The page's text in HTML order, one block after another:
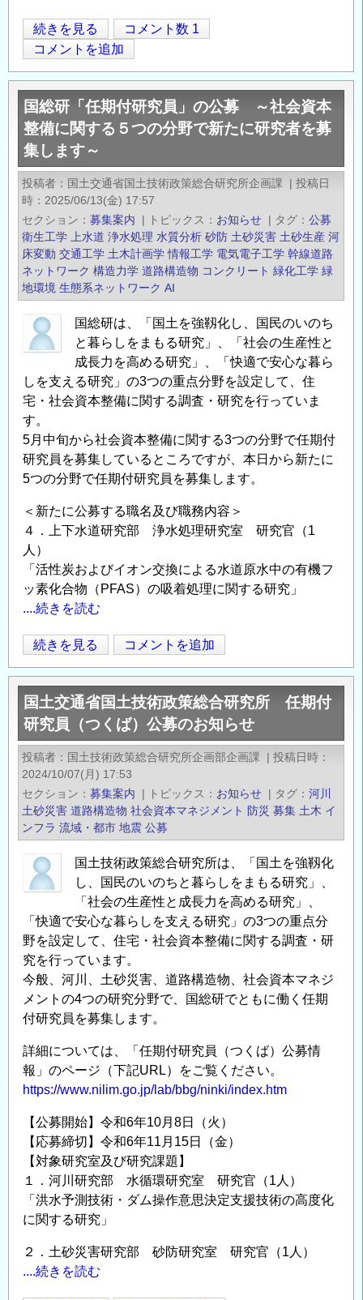
の
落
石
防
護
柵
の
施
工
の
続きを見る
コメント数 1
コメントを追加
国総研「任期付研究員」の公募 ～社会資本
整備に関する５つの分野で新たに研究者を募
集します～
投稿者 国土交通省国土技術政策総合研究所企画課 | 投稿日
時
2025/06/13(金) 17:57
セクション
募集案内 | トピックス お知らせ | タグ
公募
衛生工学
上水道 浄水処理 水質分析 砂防 土砂災害 土砂生産 河
床変動 交通工学 土木計画学 情報工学 電気電子工学 幹線道路
ネットワーク 構造力学 道路構造物 コンクリート 緑化工学 緑
地環境 生態系ネットワーク AI
国総研は、「国土を強靱化し、国民のいのち
と暮らしをまもる研究」、「社会の生産性と
成長力を高める研究」、「快適で安心な暮ら
しを支える研究」の3つの重点分野を設定して、住
宅・社会資本整備に関する調査・研究を行っていま
す。
5月中旬から社会資本整備に関する3つの分野で任期付
研究員を募集しているところですが、本日から新たに
5つの分野で任期付研究員を募集します。
＜新たに公募する職名及び職務内容＞
４．上下水道研究部 浄水処理研究室 研究官（1
人）
「活性炭およびイオン交換による水道原水中の有機フ
ッ素化合物（PFAS）の吸着処理に関する研究」
....続きを読む
国
総
研
「任
期
付
研
究
員」
の
募
～
会
資
本
整
備
関
す
る
つ
の
分
野
で
た
に
続きを見る コメントを追加
国土交通省国土技術政策総合研究所 任期付
研究員（つくば）公募のお知らせ
投稿者 国土技術政策総合研究所企画部企画課 | 投稿日時
2024/10/07(月) 17:53
セクション
募集案内 | トピックス お知らせ | タグ
河川
土砂災害 道路構造物 社会資本マネジメント 防災 募集 土木 イ
ンフラ 流域・都市 地震 公募
国土技術政策総合研究所は、「国土を強靱化
し、国民のいのちと暮らしをまもる研究」、
「社会の生産性と成長力を高める研究」、
「快適で安心な暮らしを支える研究」の3つの重点分
野を設定して、住宅・社会資本整備に関する調査・研
究を行っています。
今般、河川、土砂災害、道路構造物、社会資本マネジ
メントの4つの研究分野で、国総研でともに働く任期
付研究員を募集します。
詳細については、「任期付研究員（つくば）公募情
報」のページ（下記URL）をご覧ください。
https://www.nilim.go.jp/lab/bbg/ninki/index.htm
【公募開始】令和6年10月8日（火）
【応募締切】令和6年11月15日（金）
【対象研究室及び研究課題】
１．河川研究部 水循環研究室 研究官（1人）
「洪水予測技術・ダム操作意思決定支援技術の高度化
に関する研究」
２．土砂災害研究部 砂防研究室 研究官（1人）
....続きを読む